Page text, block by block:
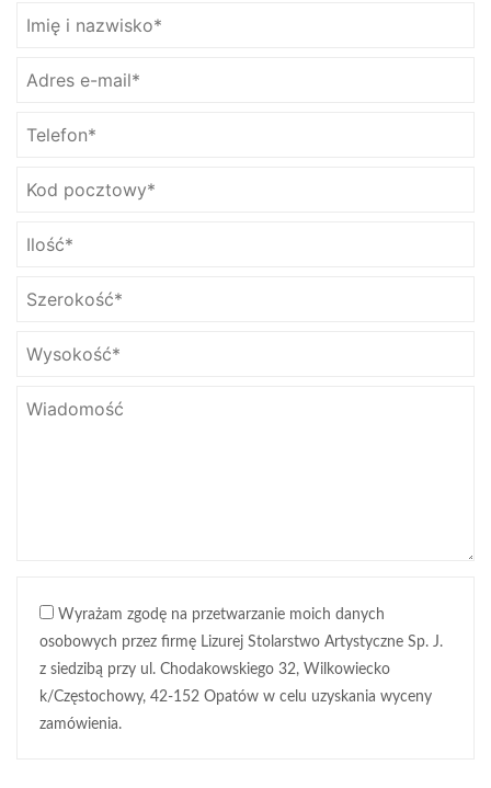
Wyrażam zgodę na przetwarzanie moich danych
osobowych przez firmę Lizurej Stolarstwo Artystyczne Sp. J.
z siedzibą przy ul. Chodakowskiego 32, Wilkowiecko
k/Częstochowy, 42-152 Opatów w celu uzyskania wyceny
zamówienia.